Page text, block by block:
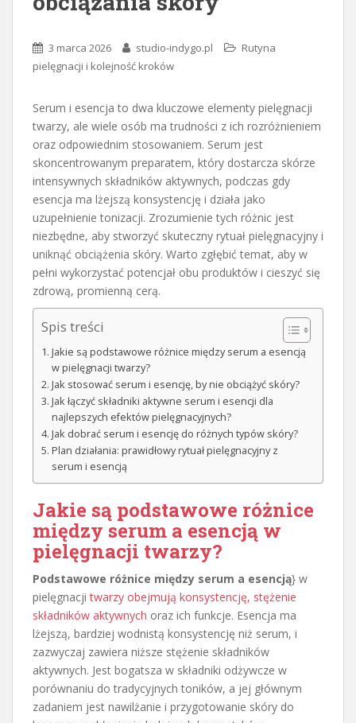
3 marca 2026 studio-indygo.pl
Rutyna
pielęgnacji i kolejność kroków
Serum i esencja to dwa kluczowe elementy pielęgnacji
twarzy, ale wiele osób ma trudności z ich rozróżnieniem
oraz odpowiednim stosowaniem. Serum jest
skoncentrowanym preparatem, który dostarcza skórze
intensywnych składników aktywnych, podczas gdy
esencja ma lżejszą konsystencję i działa jako
uzupełnienie tonizacji. Zrozumienie tych różnic jest
niezbędne, aby stworzyć skuteczny rytuał pielęgnacyjny i
uniknąć obciążenia skóry. Warto zgłębić temat, aby w
pełni wykorzystać potencjał obu produktów i cieszyć się
zdrową, promienną cerą.
Spis treści
Jakie są podstawowe różnice między serum a esencją
w pielęgnacji twarzy?
Jak stosować serum i esencję, by nie obciążyć skóry?
Jak łączyć składniki aktywne serum i esencji dla
najlepszych efektów pielęgnacyjnych?
Jak dobrać serum i esencję do różnych typów skóry?
Plan działania: prawidłowy rytuał pielęgnacyjny z
serum i esencją
Jakie są podstawowe różnice
między serum a esencją w
pielęgnacji twarzy?
Podstawowe różnice między serum a esencją} w
pielęgnacjitwarzy obejmują konsystencję, stężenie
składników aktywnych oraz ich funkcje. Esencja ma
lżejszą, bardziej wodnistą konsystencję niż serum, i
zazwyczaj zawiera niższe stężenie składników
aktywnych. Jest bogatsza w składniki odżywcze w
porównaniu do tradycyjnych toników, a jej głównym
zadaniem jest nawilżanie i przygotowanie skóry do